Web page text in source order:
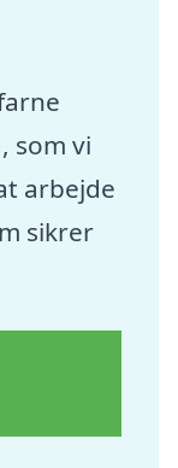
som vi
arbejde
sikrer